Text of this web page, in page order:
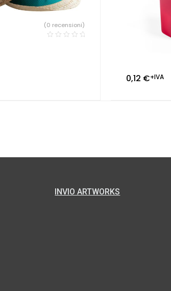
(0 recensioni)
0,12 €+IVA
INVIO ARTWORKS